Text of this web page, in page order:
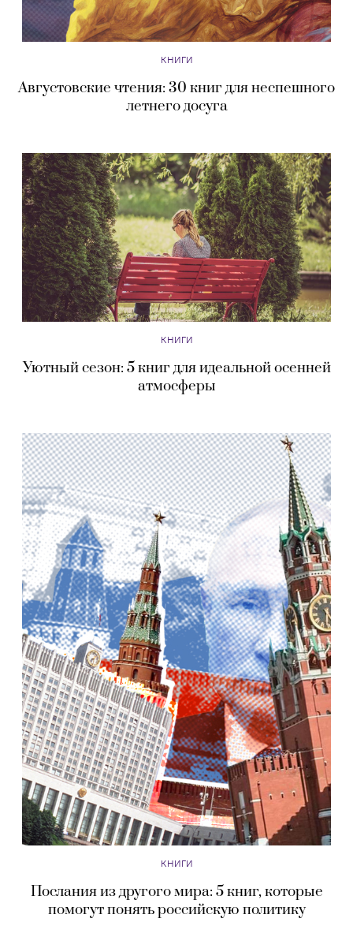
КНИГИ
Августовские чтения: 30 книг для неспешного
летнего досуга
КНИГИ
Уютный сезон: 5 книг для идеальной осенней
атмосферы
КНИГИ
Послания из другого мира: 5 книг, которые
помогут понять российскую политику